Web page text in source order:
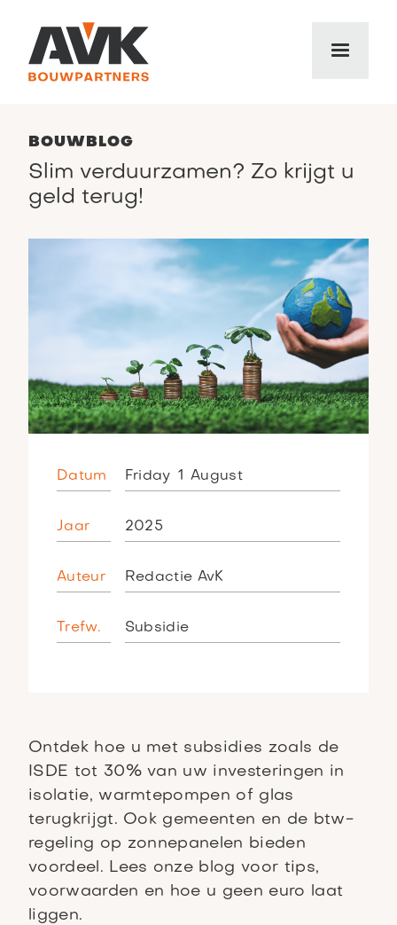
BOUWBLOG
Slim verduurzamen? Zo krijgt u
geld terug!
Datum Friday 1 August
Jaar 2025
Auteur Redactie AvK
Trefw. Subsidie
Ontdek hoe u met subsidies zoals de
ISDE tot 30% van uw investeringen in
isolatie, warmtepompen of glas
terugkrijgt. Ook gemeenten en de btw-
regeling op zonnepanelen bieden
voordeel. Lees onze blog voor tips,
voorwaarden en hoe u geen euro laat
liggen.